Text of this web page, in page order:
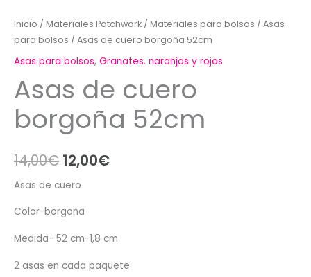
Inicio / Materiales Patchwork / Materiales para bolsos / Asas
para bolsos / Asas de cuero borgoña 52cm
Asas para bolsos, Granates. naranjas y rojos
Asas de cuero
borgoña 52cm
14,00€ El
precio
original
era:
14,00€.
12,00€El
es:
12,00€.
Asas de cuero
Color-borgoña
Medida- 52 cm-1,8 cm
2 asas en cada paquete